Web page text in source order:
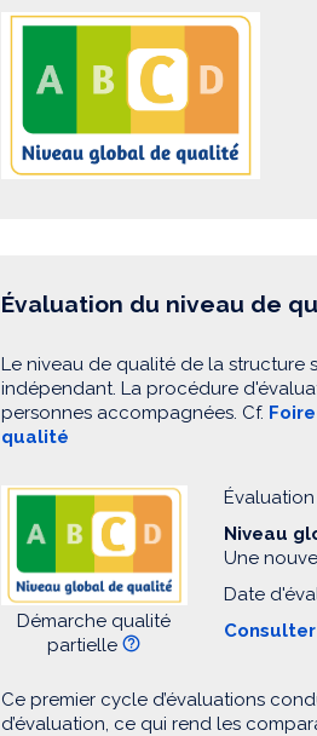
Évaluation du niveau de
Le niveau de qualité de la structure
indépendant. La procédure
personnes accompagnées. Cf.
qualité
Démarche qualité
partielle
Évaluation
Niveau
Une
Date
Ce premier cycle d’évaluations
d’évaluation, ce qui rend les